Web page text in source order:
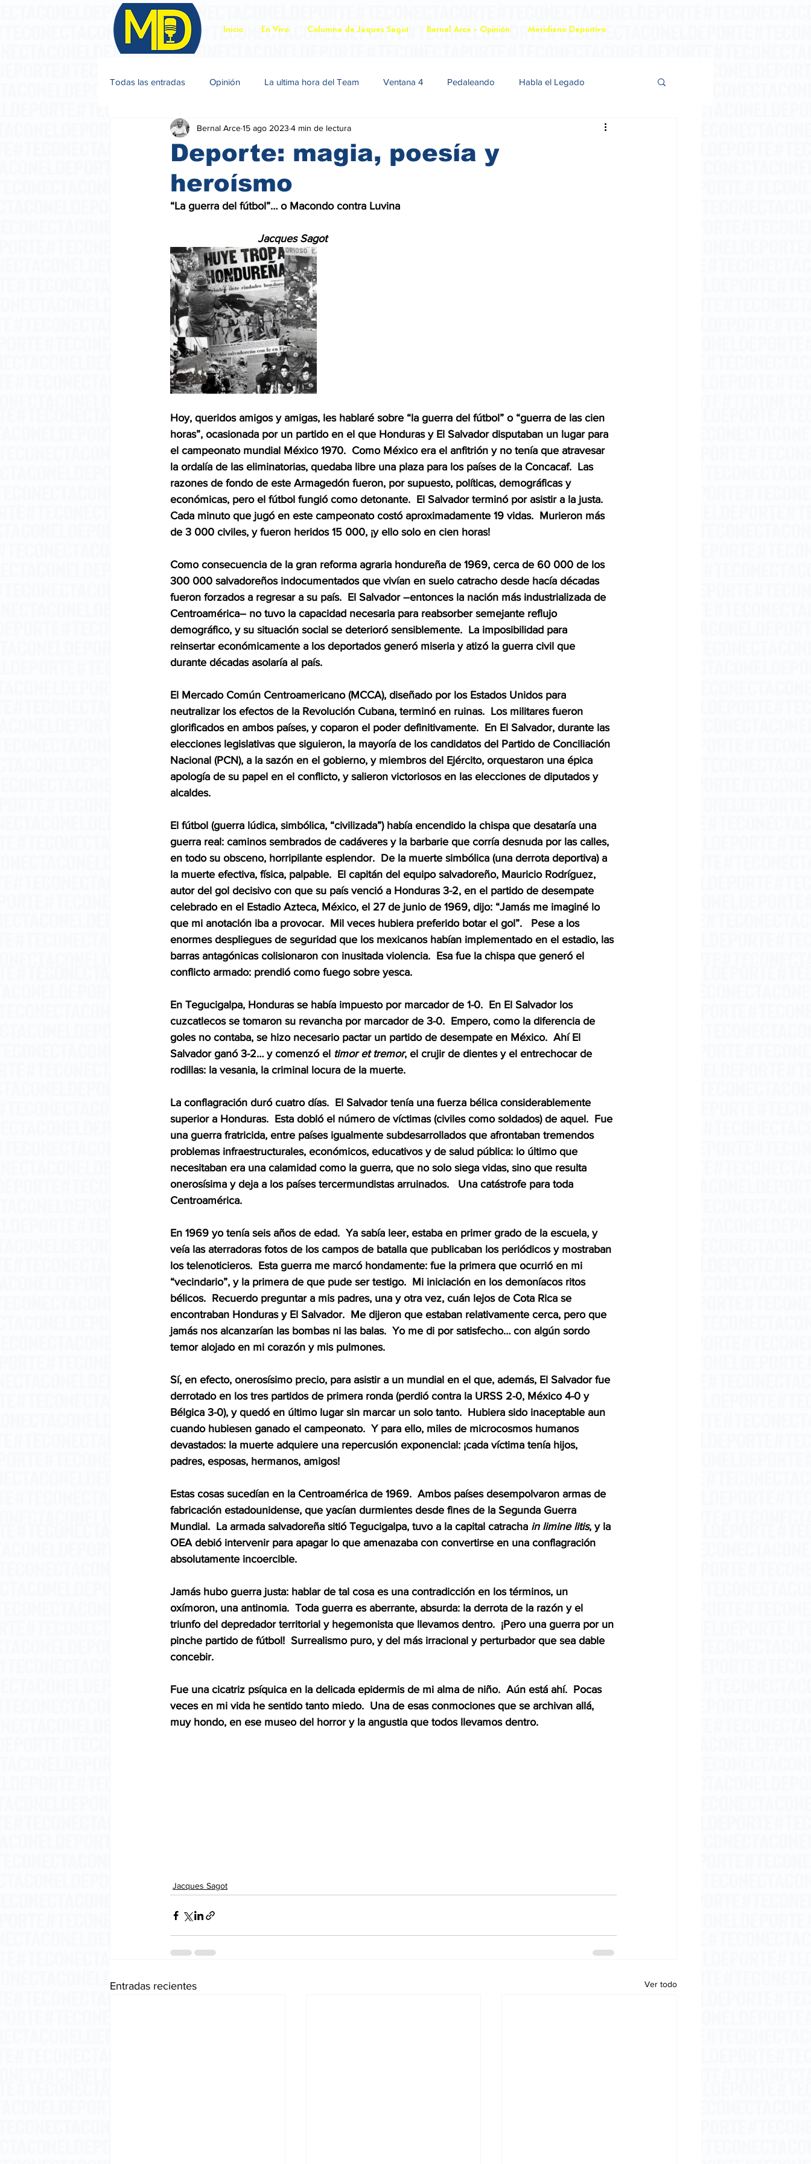
Inicio En Vivo Columna de Jaques Sagot Bernal Arce - Opinión Meridiano Deportivo
Todas las entradas Opinión La ultima hora del Team Ventana 4 Pedaleando Habla el Legado
Jacques Sagot
Deporte: magia, poesía y
heroísmo
Bernal Arce15 ago 2023 4 min de lectura
“La guerra del fútbol”… o Macondo contra Luvina
Jacques Sagot
Hoy, queridos amigos y amigas, les hablaré sobre “la guerra del fútbol” o “guerra de las cien
horas”, ocasionada por un partido en el que Honduras y El Salvador disputaban un lugar para
el campeonato mundial México 1970.  Como México era el anfitrión y no tenía que atravesar
la ordalía de las eliminatorias, quedaba libre una plaza para los países de la Concacaf.  Las
razones de fondo de este Armagedón fueron, por supuesto, políticas, demográficas y
económicas, pero el fútbol fungió como detonante.  El Salvador terminó por asistir a la justa.
Cada minuto que jugó en este campeonato costó aproximadamente 19 vidas.  Murieron más
de 3 000 civiles, y fueron heridos 15 000, ¡y ello solo en cien horas!
Como consecuencia de la gran reforma agraria hondureña de 1969, cerca de 60 000 de los
300 000 salvadoreños indocumentados que vivían en suelo catracho desde hacía décadas
fueron forzados a regresar a su país.  El Salvador –entonces la nación más industrializada de
Centroamérica– no tuvo la capacidad necesaria para reabsorber semejante reflujo
demográfico, y su situación social se deterioró sensiblemente.  La imposibilidad para
reinsertar económicamente a los deportados generó miseria y atizó la guerra civil que
durante décadas asolaría al país.
El Mercado Común Centroamericano (MCCA), diseñado por los Estados Unidos para
neutralizar los efectos de la Revolución Cubana, terminó en ruinas.  Los militares fueron
glorificados en ambos países, y coparon el poder definitivamente.  En El Salvador, durante las
elecciones legislativas que siguieron, la mayoría de los candidatos del Partido de Conciliación
Nacional (PCN), a la sazón en el gobierno, y miembros del Ejército, orquestaron una épica
apología de su papel en el conflicto, y salieron victoriosos en las elecciones de diputados y
alcaldes.
El fútbol (guerra lúdica, simbólica, “civilizada”) había encendido la chispa que desataría una
guerra real: caminos sembrados de cadáveres y la barbarie que corría desnuda por las calles,
en todo su obsceno, horripilante esplendor.  De la muerte simbólica (una derrota deportiva) a
la muerte efectiva, física, palpable.  El capitán del equipo salvadoreño, Mauricio Rodríguez,
autor del gol decisivo con que su país venció a Honduras 3-2, en el partido de desempate
celebrado en el Estadio Azteca, México, el 27 de junio de 1969, dijo: “Jamás me imaginé lo
que mi anotación iba a provocar.  Mil veces hubiera preferido botar el gol”.   Pese a los
enormes despliegues de seguridad que los mexicanos habían implementado en el estadio, las
barras antagónicas colisionaron con inusitada violencia.  Esa fue la chispa que generó el
conflicto armado: prendió como fuego sobre yesca.
En Tegucigalpa, Honduras se había impuesto por marcador de 1-0.  En El Salvador los
cuzcatlecos se tomaron su revancha por marcador de 3-0.  Empero, como la diferencia de
goles no contaba, se hizo necesario pactar un partido de desempate en México.  Ahí El
Salvador ganó 3-2… y comenzó el timor et tremor, el crujir de dientes y el entrechocar de
rodillas: la vesania, la criminal locura de la muerte.
La conflagración duró cuatro días.  El Salvador tenía una fuerza bélica considerablemente
superior a Honduras.  Esta dobló el número de víctimas (civiles como soldados) de aquel.  Fue
una guerra fratricida, entre países igualmente subdesarrollados que afrontaban tremendos
problemas infraestructurales, económicos, educativos y de salud pública: lo último que
necesitaban era una calamidad como la guerra, que no solo siega vidas, sino que resulta
onerosísima y deja a los países tercermundistas arruinados.   Una catástrofe para toda
Centroamérica.
En 1969 yo tenía seis años de edad.  Ya sabía leer, estaba en primer grado de la escuela, y
veía las aterradoras fotos de los campos de batalla que publicaban los periódicos y mostraban
los telenoticieros.  Esta guerra me marcó hondamente: fue la primera que ocurrió en mi
“vecindario”, y la primera de que pude ser testigo.  Mi iniciación en los demoníacos ritos
bélicos.  Recuerdo preguntar a mis padres, una y otra vez, cuán lejos de Cota Rica se
encontraban Honduras y El Salvador.  Me dijeron que estaban relativamente cerca, pero que
jamás nos alcanzarían las bombas ni las balas.  Yo me di por satisfecho… con algún sordo
temor alojado en mi corazón y mis pulmones.
Sí, en efecto, onerosísimo precio, para asistir a un mundial en el que, además, El Salvador fue
derrotado en los tres partidos de primera ronda (perdió contra la URSS 2-0, México 4-0 y
Bélgica 3-0), y quedó en último lugar sin marcar un solo tanto.  Hubiera sido inaceptable aun
cuando hubiesen ganado el campeonato.  Y para ello, miles de microcosmos humanos
devastados: la muerte adquiere una repercusión exponencial: ¡cada víctima tenía hijos,
padres, esposas, hermanos, amigos!
Estas cosas sucedían en la Centroamérica de 1969.  Ambos países desempolvaron armas de
fabricación estadounidense, que yacían durmientes desde fines de la Segunda Guerra
Mundial.  La armada salvadoreña sitió Tegucigalpa, tuvo a la capital catracha in limine litis, y la
OEA debió intervenir para apagar lo que amenazaba con convertirse en una conflagración
absolutamente incoercible.
Jamás hubo guerra justa: hablar de tal cosa es una contradicción en los términos, un
oxímoron, una antinomia.  Toda guerra es aberrante, absurda: la derrota de la razón y el
triunfo del depredador territorial y hegemonista que llevamos dentro.  ¡Pero una guerra por un
pinche partido de fútbol!  Surrealismo puro, y del más irracional y perturbador que sea dable
concebir.
Fue una cicatriz psíquica en la delicada epidermis de mi alma de niño.  Aún está ahí.  Pocas
veces en mi vida he sentido tanto miedo.  Una de esas conmociones que se archivan allá,
muy hondo, en ese museo del horror y la angustia que todos llevamos dentro.
Jacques Sagot
Entradas recientes Ver todo